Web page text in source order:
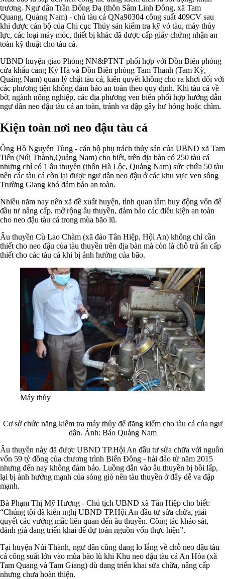
trương. Ngư dân Trần Đống Đa (thôn Sâm Linh Đông, xã Tam
Quang, Quảng Nam) - chủ tàu cá QNa90304 công suất 409CV sau
khi được cán bộ của Chi cục Thủy sản kiểm tra kỹ vỏ tàu, máy thủy
lực, các loại máy móc, thiết bị khác đã được cấp giấy chứng nhận an
toàn kỹ thuật cho tàu cá.
UBND huyện giao Phòng NN&PTNT phối hợp với Đồn Biên phòng
cửa khẩu cảng Kỳ Hà và Đồn Biên phòng Tam Thanh (Tam Kỳ,
Quảng Nam) quản lý chặt tàu cá, kiên quyết không cho ra khơi đối với
các phương tiện không đảm bảo an toàn theo quy định. Khi tàu cá về
bờ, ngành nông nghiệp, các địa phương ven biển phối hợp hướng dẫn
ngư dân neo đậu tàu cá an toàn, tránh va đập gây hư hỏng hoặc chìm.
Kiện toàn nơi neo đậu tàu cá
Ông Hồ Nguyễn Tùng - cán bộ phụ trách thủy sản của UBND xã Tam
Tiến (Núi Thành,Quảng Nam) cho biết, trên địa bàn có 250 tàu cá
nhưng chỉ có 1 âu thuyền (thôn Hà Lộc, Quảng Nam) sức chứa 50 tàu
nên các tàu cá còn lại được ngư dân neo đậu ở các khu vực ven sông
Trường Giang khó đảm bảo an toàn.
Nhiều năm nay nên xã đề xuất huyện, tỉnh quan tâm huy động vốn để
đầu tư nâng cấp, mở rộng âu thuyền, đảm bảo các điều kiện an toàn
cho neo đậu tàu cá trong mùa bão lũ.
Âu thuyền Cù Lao Chàm (xã đảo Tân Hiệp, Hội An) không chỉ cần
thiết cho neo đậu của tàu thuyền trên địa bàn mà còn là chỗ trú ẩn cấp
thiết cho các tàu cá khi bị ảnh hưởng của bão.
Máy thủy
Cơ sở chức năng kiểm tra máy thủy để đăng kiểm cho tàu cá của ngư
dân. Ảnh: Báo Quảng Nam
Âu thuyền này đã được UBND TP.Hội An đầu tư sửa chữa với nguồn
vốn 59 tỷ đồng của chương trình Biển Đông - hải đảo từ năm 2015
nhưng đến nay không đảm bảo. Luồng dẫn vào âu thuyền bị bồi lấp,
lại bị ảnh hưởng mạnh của sóng gió nên tàu thuyền ở đây dễ va đập
mạnh.
Bà Phạm Thị Mỹ Hương - Chủ tịch UBND xã Tân Hiệp cho biết:
“Chúng tôi đã kiến nghị UBND TP.Hội An đầu tư sửa chữa, giải
quyết các vướng mắc liên quan đến âu thuyền. Công tác khảo sát,
đánh giá đang triển khai để dự toán nguồn vốn thực hiện”.
Tại huyện Núi Thành, ngư dân cũng đang lo lắng về chỗ neo đậu tàu
cá công suất lớn vào mùa bão lũ khi Khu neo đậu tàu cá An Hòa (xã
Tam Quang và Tam Giang) dù đang triển khai sửa chữa, nâng cấp
nhưng chưa hoàn thiện.